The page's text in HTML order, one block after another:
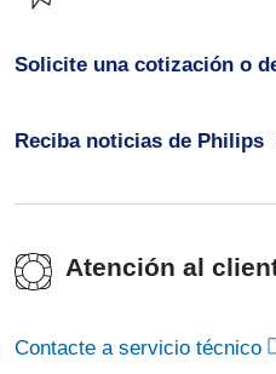
Solicite una cotización o
Reciba noticias de Philips
Atención al
Contacte a servicio técnico